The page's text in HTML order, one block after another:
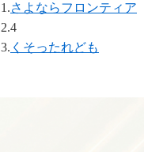
1.さよならフロンティア
2.4
3. くそったれども